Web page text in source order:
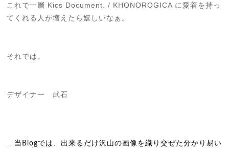
これで一層 Kics Document. / KHONOROGICA に愛着を持っ
てくれる人が増えたら嬉しいなぁ。
それでは。
デザイナー 武石
当Blogでは、出来るだけ沢山の画像を織り交ぜた分かり易い